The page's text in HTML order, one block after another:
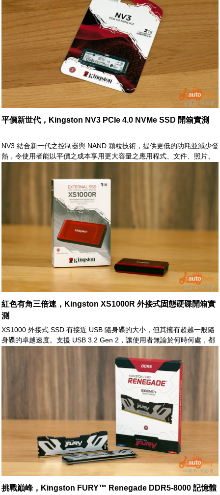
電競場合，皆得以維持穩定、高效之運作能力，而能讓使用者或玩家自
在操作，輕鬆駕馭
平價新世代，Kingston NV3 PCIe 4.0 NVMe SSD 開箱實測
NV3 結合新一代之控制器與 NAND 顆粒技術，提供更低的功耗並減少發
熱，令使用者能以平價之成本享用更大容量之應用程式、文件、照片、
紅色有角三倍速，Kingston XS1000R 外接式固態硬碟開箱實
測
XS1000 外接式 SSD 有接近 USB 隨身碟的大小，但其擁有超越一般隨
身碟的卓越速度。支援 USB 3.2 Gen 2，讓使用者無論於何時何處，都
挑戰巔峰，Kingston FURY™ Renegade DDR5-8000 記憶體